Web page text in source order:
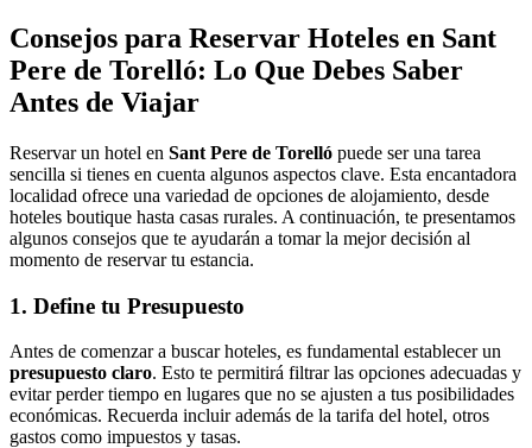
Consejos para Reservar Hoteles en Sant
Pere de Torelló: Lo Que Debes Saber
Antes de Viajar
Reservar un hotel en Sant Pere de Torelló puede ser una tarea
sencilla si tienes en cuenta algunos aspectos clave. Esta encantadora
localidad ofrece una variedad de opciones de alojamiento, desde
hoteles boutique hasta casas rurales. A continuación, te presentamos
algunos consejos que te ayudarán a tomar la mejor decisión al
momento de reservar tu estancia.
1. Define tu Presupuesto
Antes de comenzar a buscar hoteles, es fundamental establecer un
presupuesto claro. Esto te permitirá filtrar las opciones adecuadas y
evitar perder tiempo en lugares que no se ajusten a tus posibilidades
económicas. Recuerda incluir además de la tarifa del hotel, otros
gastos como impuestos y tasas.